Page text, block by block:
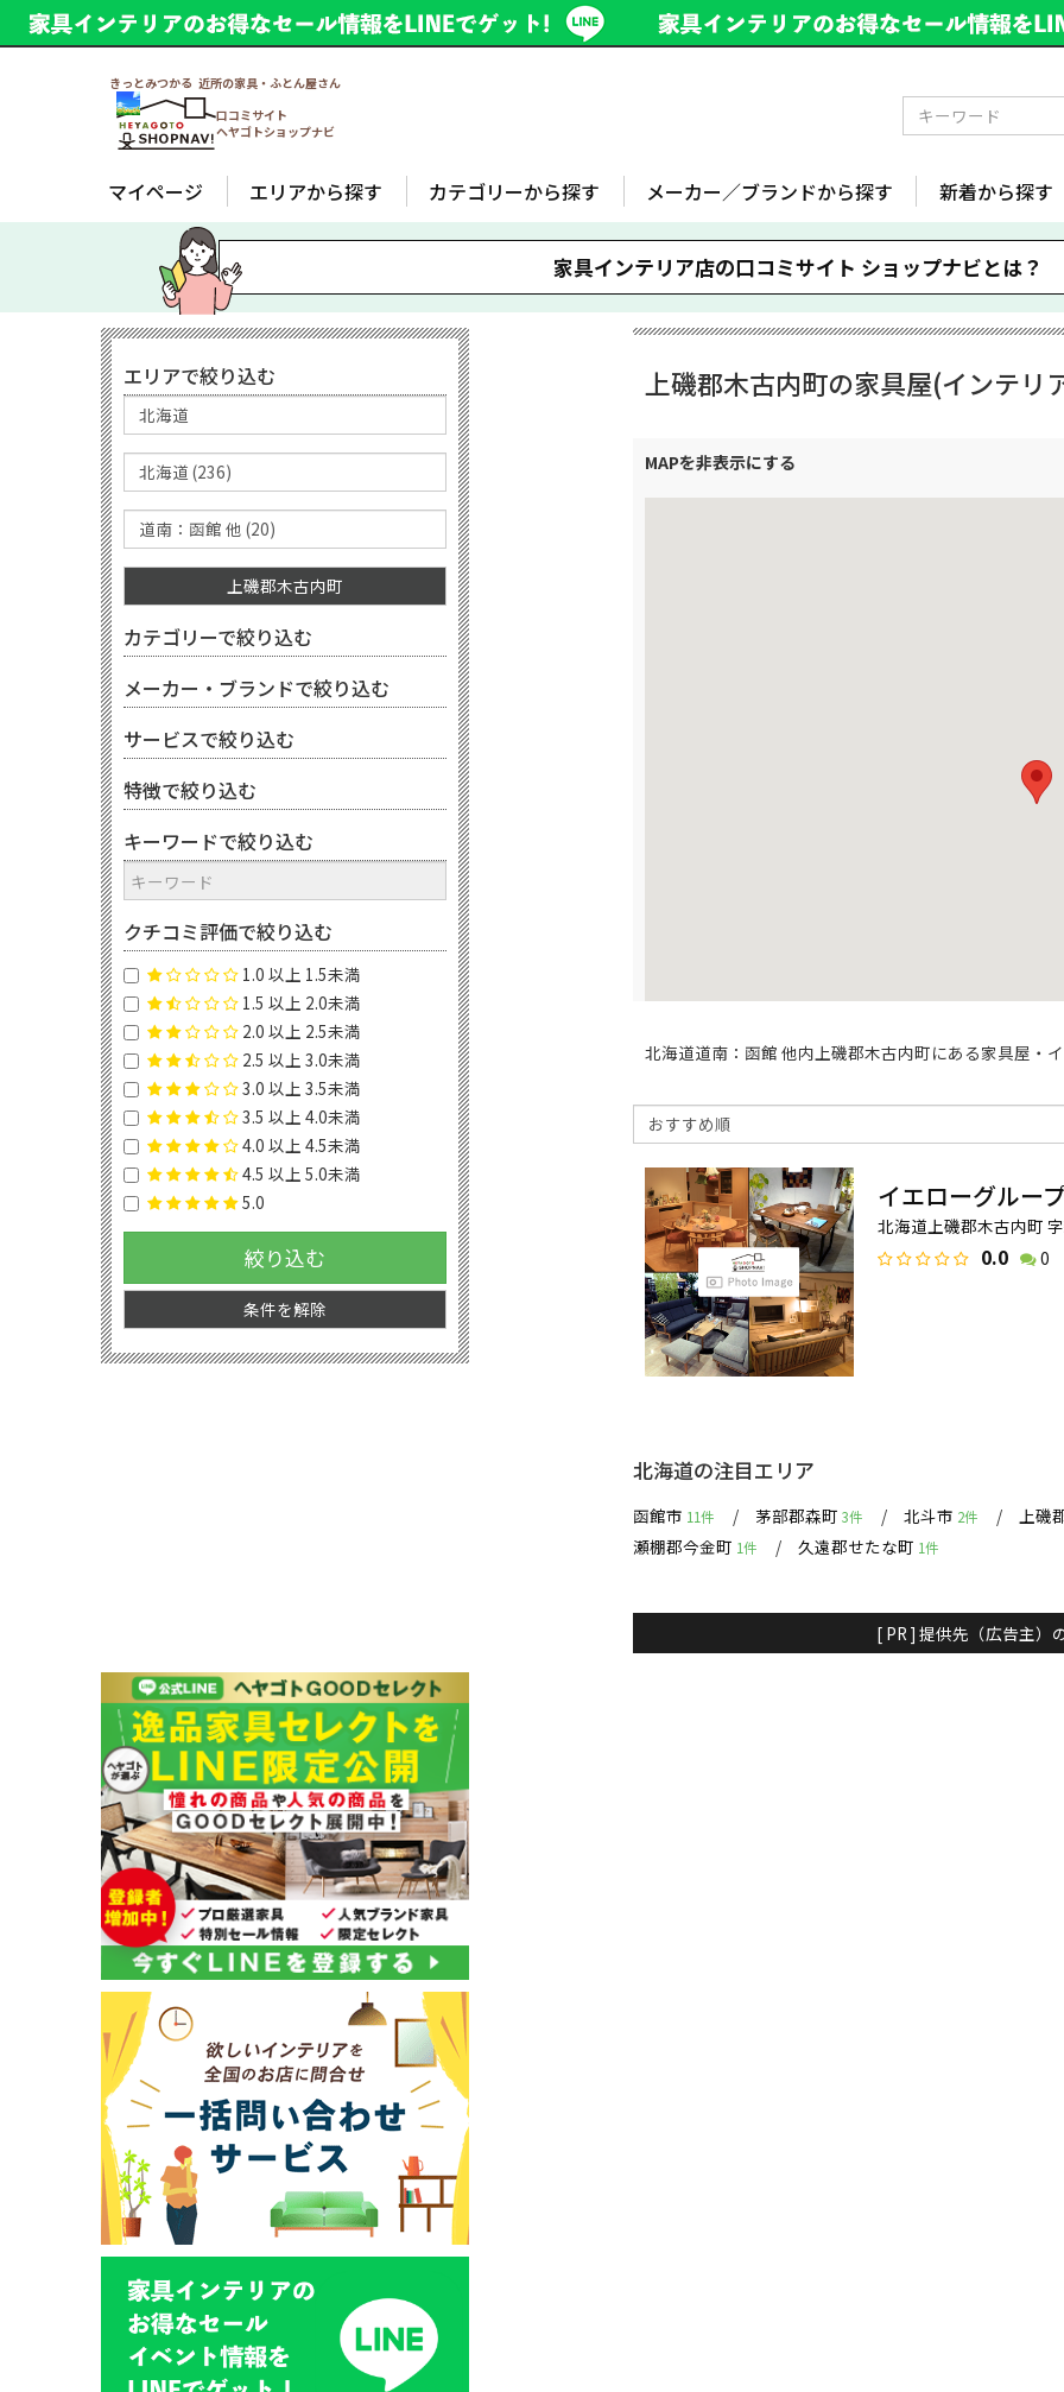
きっとみつかる 近所の家具・ふとん屋さん
口コミサイト
ヘヤゴトショップナビ
マイページ エリアから探す カテゴリーから探す メーカー／ブランドから探す 新着から探す
家具インテリア店の口コミサイト ショップナビとは？
上磯郡木古内町の家具屋(インテリ
北海道道南：函館 他内上磯郡木古内町にある家具屋・
イエローグルー
北海道上磯郡木古内町
0.0 0
北海道の注目エリア
函館市 11件 茅部郡森町 3件 北斗市 2件 上磯
瀬棚郡今金町 1件 久遠郡せたな町 1件
[ PR ] 提供先（広告主）
エリアで絞り込む
上磯郡木古内町
カテゴリーで絞り込む
メーカー・ブランドで絞り込む
サービスで絞り込む
特徴で絞り込む
キーワードで絞り込む
クチコミ評価で絞り込む
1.0 以上 1.5未満
1.5 以上 2.0未満
2.0 以上 2.5未満
2.5 以上 3.0未満
3.0 以上 3.5未満
3.5 以上 4.0未満
4.0 以上 4.5未満
4.5 以上 5.0未満
5.0
絞り込む
条件を解除